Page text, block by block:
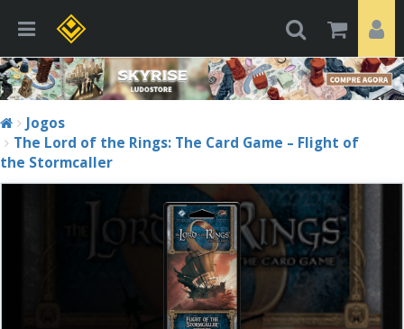
Jogos
The Lord of the Rings: The Card Game – Flight of
the Stormcaller